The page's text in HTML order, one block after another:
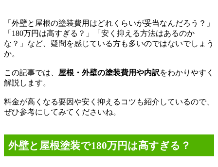
「外壁と屋根の塗装費用はどれくらいが妥当なんだろう？」
「 180万円は高すぎる？」「安く抑える方法はあるのか
な？」など、疑問を感じている方も多いのではないでしょう
か。
この記事では、 屋根・外壁の塗装費用や内訳をわかりやすく
解説します。
料金が高くなる要因や安く抑えるコツも紹介しているので、
ぜひ参考にしてみてくださいね。
外壁と屋根塗装で180万円は高すぎる？